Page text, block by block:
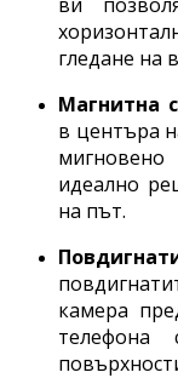
гледане на
Магнитна
в центъра
идеално
на път.
камера